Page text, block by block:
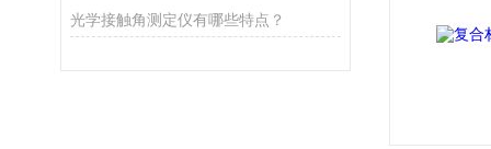
光学接触角测定仪有哪些特点？